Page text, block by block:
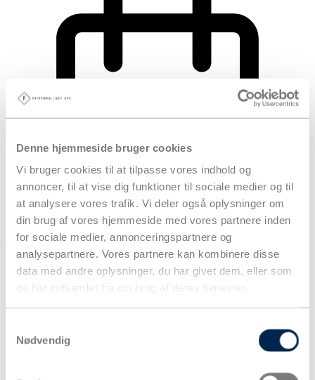
Denne hjemmeside bruger cookies
Vi bruger cookies til at tilpasse vores indhold og
annoncer, til at vise dig funktioner til sociale medier og til
at analysere vores trafik. Vi deler også oplysninger om
din brug af vores hjemmeside med vores partnere inden
for sociale medier, annonceringspartnere og
analysepartnere. Vores partnere kan kombinere disse
data med andre oplysninger, du har givet dem, eller som
de har indsamlet fra din brug af deres tjenester.
Nødvendig
Kurv
Produkter